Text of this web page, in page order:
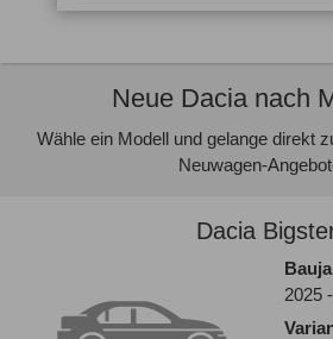
Neue Dacia nach
Wähle ein Modell und gelange direkt
Neuwagen-
Dacia
2025